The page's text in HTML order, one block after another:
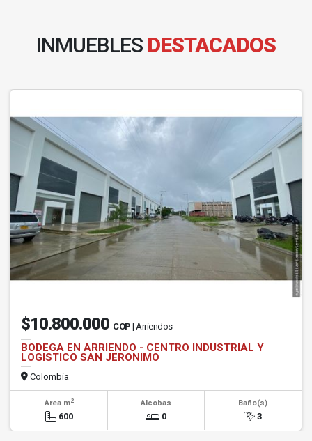
INMUEBLES DESTACADOS
$10.800.000 COP | Arriendos
BODEGA EN ARRIENDO - CENTRO INDUSTRIAL Y
LOGISTICO SAN JERONIMO
Colombia
Área m2
600
Alcobas
0
Baño(s)
3